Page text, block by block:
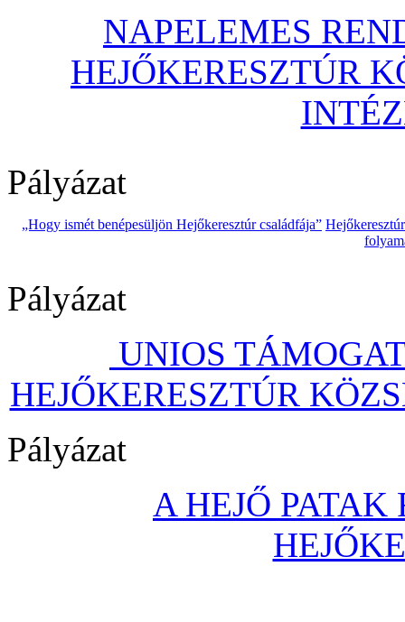
NAPELEMES
HEJŐKERESZTÚR
Pályázat
„Hogy ismét benépesüljön Hejőkeresztúr családfája”
Pályázat
UNIOS
HEJŐKERESZTÚR
Pályázat
A HEJŐ